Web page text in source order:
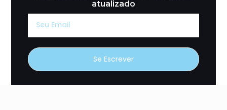
atualizado
Email
Se Escrever